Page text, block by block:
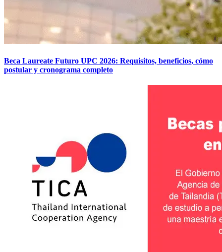
Beca Laureate Futuro UPC 2026: Requisitos, beneficios, cómo
postular y cronograma completo